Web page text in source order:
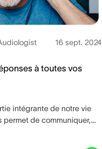
16 sept. 2024
à toutes vos
intégrante de notre vie
permet de communiquer,